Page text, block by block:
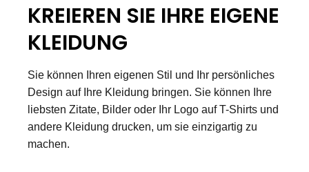
KREIEREN SIE IHRE EIGENE
KLEIDUNG
Sie können Ihren eigenen Stil und Ihr persönliches
Design auf Ihre Kleidung bringen. Sie können Ihre
liebsten Zitate, Bilder oder Ihr Logo auf T-Shirts und
andere Kleidung drucken, um sie einzigartig zu
machen.